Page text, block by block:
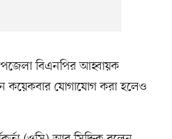
বিএনপির আহ্বায়ক
কয়েকবার যোগাযোগ করা হলেও